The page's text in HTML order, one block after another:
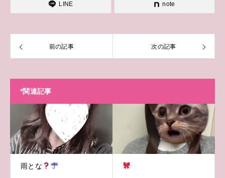
LINE note
前の記事 次の記事
*関連記事
雨とな